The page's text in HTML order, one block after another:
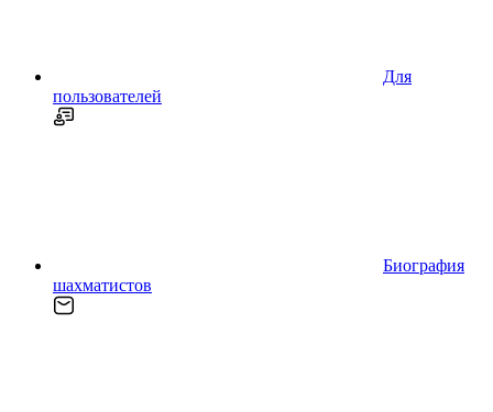
Для
пользователей
Биография
шахматистов